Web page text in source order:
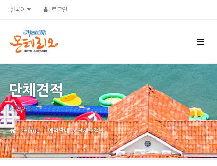
한국어 로그인
단체견적
예약안내
Home 예약안내 단체견적
Sketchbook5, 스케치북5